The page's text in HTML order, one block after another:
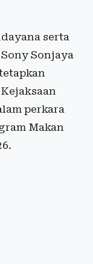
serta
Sonjaya
perkara
Makan